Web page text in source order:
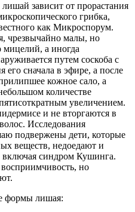
зависит от прорастания
грибка,
как Микроспорум.
чрезвычайно малы, но
мицелий, а иногда
путем соскоба с
сначала в эфире, а после
кожное сало, а
количестве
увеличением.
и не вторгаются в
Исследования
подвержены дети, которые
веществ, недоедают и
включая синдром Кушинга.
но
формы лишая: